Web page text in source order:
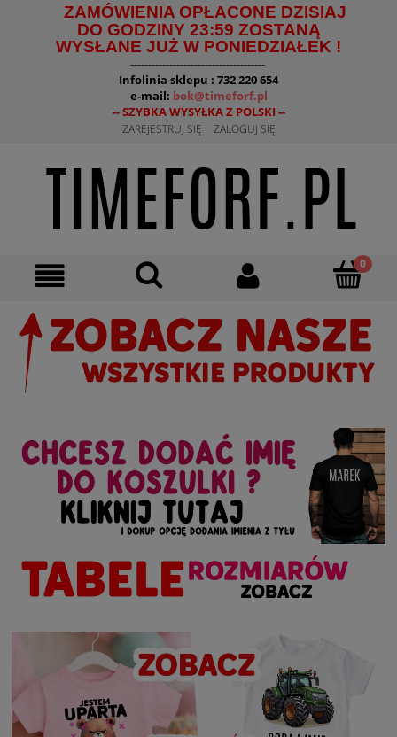
ZAMÓWIENIA OPŁACONE DZISIAJ
DO GODZINY 23:59 ZOSTANĄ
WYSŁANE JUŻ W PONIEDZIAŁEK !
--------------------------------------
Infolinia sklepu : 732 220 654
e-mail: bok@timeforf.pl
-- SZYBKA WYSYŁKA Z POLSKI --
ZAREJESTRUJ SIĘ ZALOGUJ SIĘ